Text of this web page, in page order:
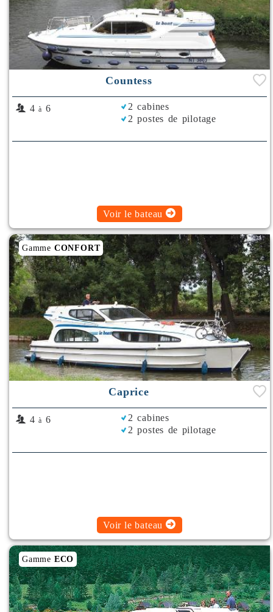
Countess
4 à 6
2 cabines
2 postes de pilotage
Voir le bateau
Gamme CONFORT
Caprice
4 à 6
2 cabines
2 postes de pilotage
Voir le bateau
Gamme ECO